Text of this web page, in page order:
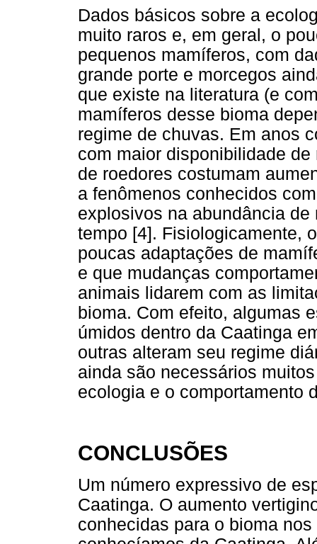
Dados básicos sobre a
muito raros e, em geral, o
pequenos mamíferos, com
grande porte e morcegos
que existe na literatura (e
mamíferos desse bioma
regime de chuvas. Em anos
com maior disponibilidade
de roedores costumam
a fenômenos conhecidos
explosivos na abundância
tempo [4]. Fisiologicamente,
poucas adaptações de
e que mudanças
animais lidarem com as
bioma. Com efeito, algumas
úmidos dentro da Caatinga
outras alteram seu regime
ainda são necessários
ecologia e o comportamento
CONCLUSÕES
Um número expressivo de
Caatinga. O aumento
conhecidas para o bioma